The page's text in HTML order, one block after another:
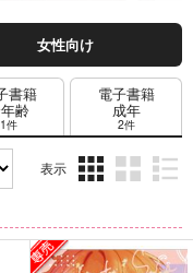
女性向け
書籍
齢
1件
電子書籍
成年
2件
表示
ム
表
示
ム
表
示
ム
表
示